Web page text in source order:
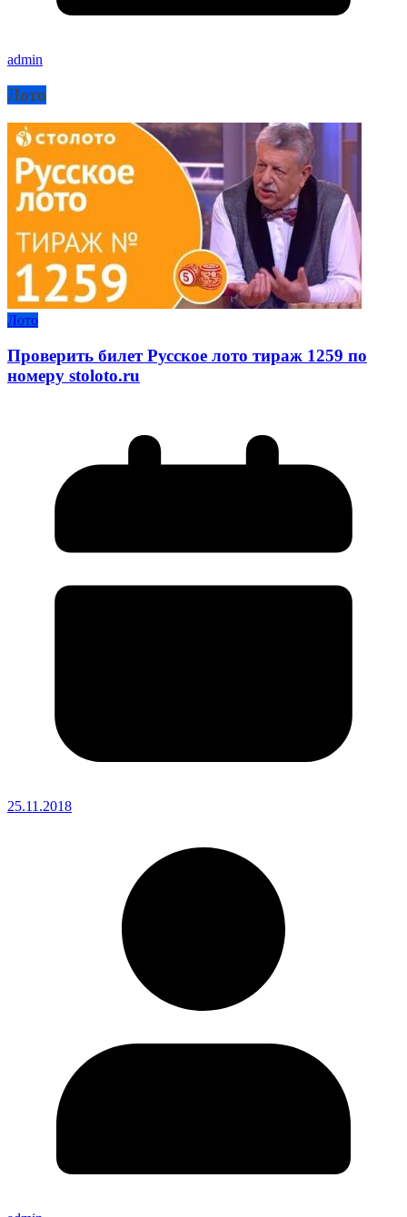
admin
Лото
Лото
Проверить билет Русское лото тираж 1259 по
номеру stoloto.ru
25.11.2018